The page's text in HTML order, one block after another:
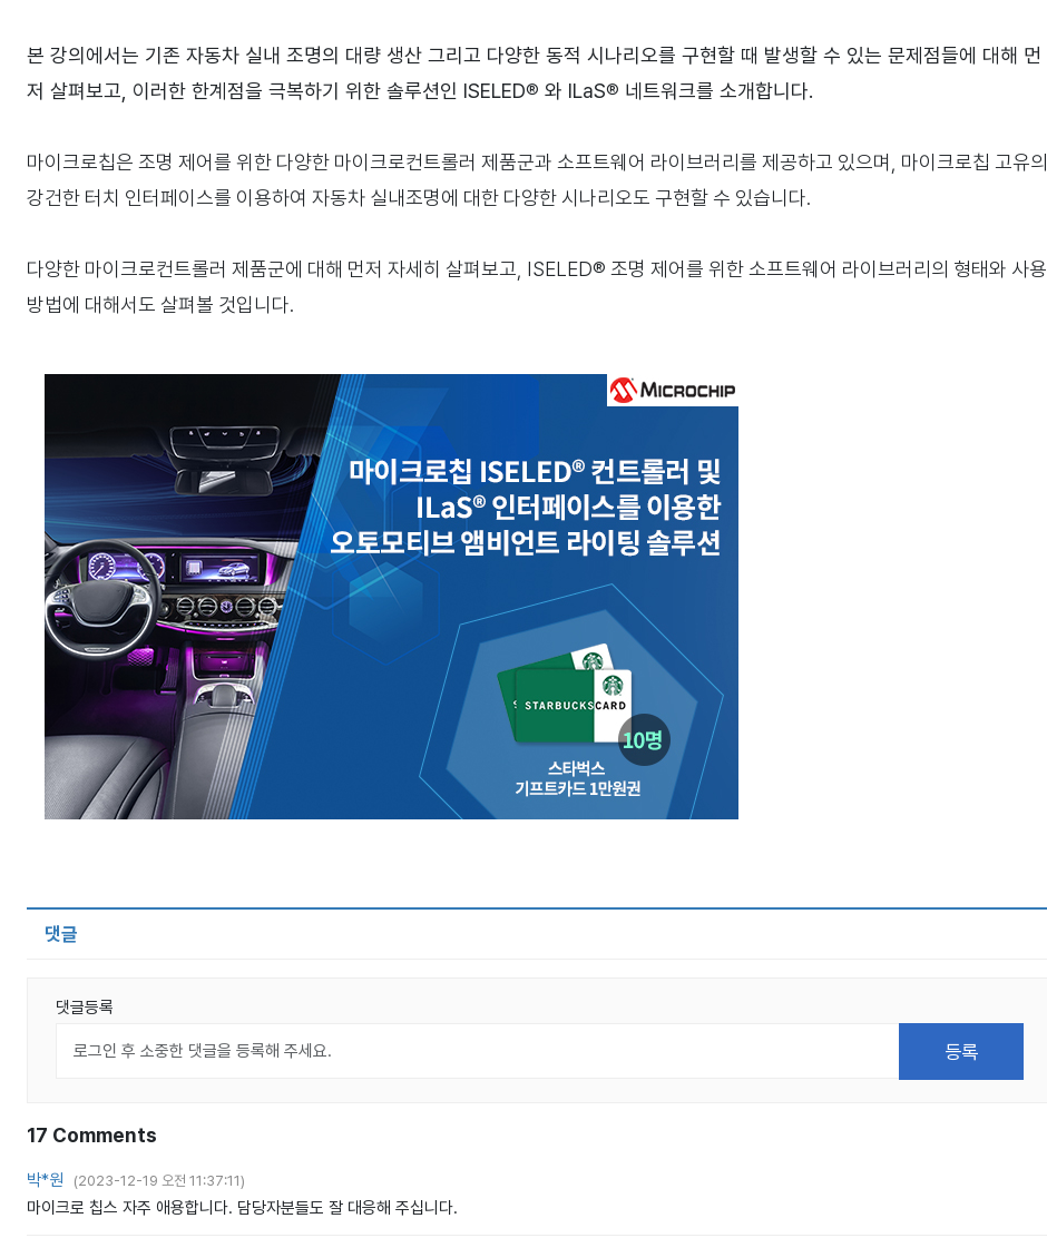
본 강의에서는 기존 자동차 실내 조명의 대량 생산 그리고 다양한 동적 시나리오를 구현할 때 발생할 수 있는 문제점들에 대해 먼
저 살펴보고, 이러한 한계점을 극복하기 위한 솔루션인 ISELED® 와 ILaS® 네트워크를 소개합니다.
마이크로칩은 조명 제어를 위한 다양한 마이크로컨트롤러 제품군과 소프트웨어 라이브러리를 제공하고 있으며, 마이크로칩 고유의
강건한 터치 인터페이스를 이용하여 자동차 실내조명에 대한 다양한 시나리오도 구현할 수 있습니다.
다양한 마이크로컨트롤러 제품군에 대해 먼저 자세히 살펴보고, ISELED® 조명 제어를 위한 소프트웨어 라이브러리의 형태와 사용
방법에 대해서도 살펴볼 것입니다.
댓글
댓글등록
17 Comments
박*원 (2023-12-19 오전 11:37:11)
마이크로 칩스 자주 애용합니다. 담당자분들도 잘 대응해 주십니다.